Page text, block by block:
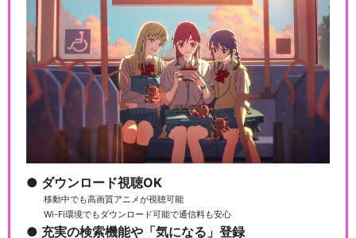
ダウンロード視聴OK
移動中でも高画質アニメが視聴可能
Wi-Fi環境でもダウンロード可能で通信料も安心
充実の検索機能や「気になる」登録